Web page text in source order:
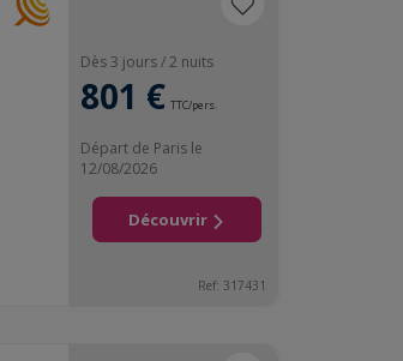
Dès 3 jours / 2 nuits
801 € TTC/pers.
Départ de Paris le
12/08/2026
Découvrir
Ref: 317431